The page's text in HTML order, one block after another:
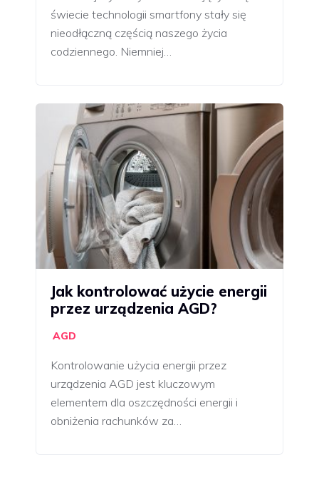
świecie technologii smartfony stały się
nieodłączną częścią naszego życia
codziennego. Niemniej…
Jak kontrolować użycie energii
przez urządzenia AGD?
AGD
Kontrolowanie użycia energii przez
urządzenia AGD jest kluczowym
elementem dla oszczędności energii i
obniżenia rachunków za…